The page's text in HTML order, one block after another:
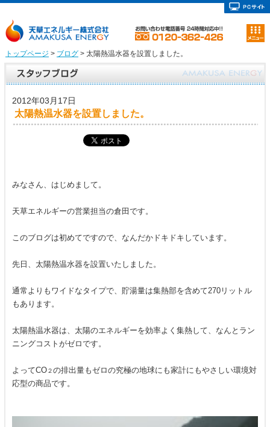
トップページ > ブログ> 太陽熱温水器を設置しました。
2012年03月17日
太陽熱温水器を設置しました。
みなさん、はじめまして。
天草エネルギーの営業担当の倉田です。
このブログは初めてですので、なんだかドキドキしています。
先日、太陽熱温水器を設置いたしました。
通常よりもワイドなタイプで、貯湯量は集熱部を含めて270リットル
もあります。
太陽熱温水器は、太陽のエネルギーを効率よく集熱して、なんとラン
ニングコストがゼロです。
よってCO２の排出量もゼロの究極の地球にも家計にもやさしい環境対
応型の商品です。